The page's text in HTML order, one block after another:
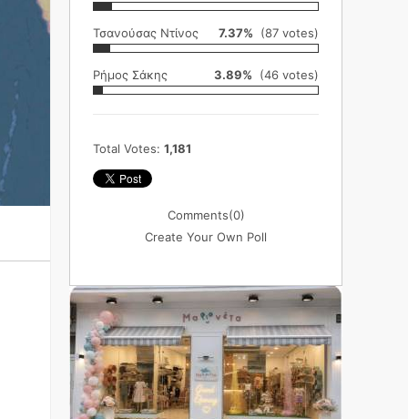
Τσανούσας Ντίνος 7.37% (87 votes)
Ρήμος Σάκης 3.89% (46 votes)
Total Votes: 1,181
Comments(0)
Create Your Own Poll